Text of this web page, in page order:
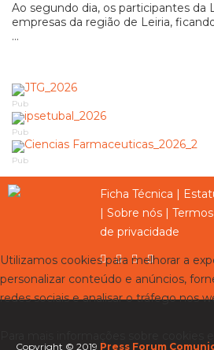
Ao segundo dia, os participantes da
empresas da região de Leiria,
...
Pub
Pub
Pub
Ficha Técnica
Sobre nós
de privacidade
Copyright © 2019 Press Forum
Utilizamos cookies para melhorar a
personalizar conteúdo e anúncios,
redes sociais e analisar o tráfego nos